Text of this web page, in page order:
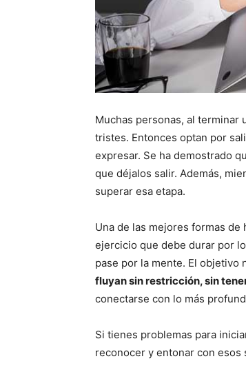
Muchas personas, al terminar
tristes. Entonces optan por
expresar. Se ha demostrado
que déjalos salir. Además,
superar esa etapa.
Una de las mejores formas
ejercicio que debe durar por
pase por la mente. El objetivo
fluyan sin restricción, sin
conectarse con lo más
Si tienes problemas para
reconocer y entonar con